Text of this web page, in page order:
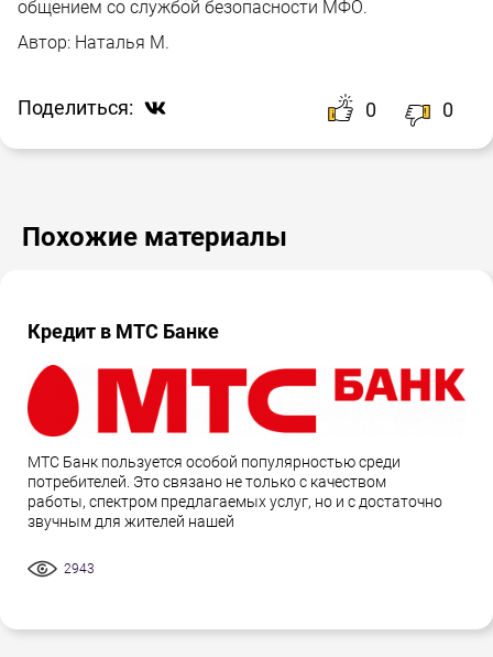
общением со службой безопасности МФО.
Автор: Наталья М.
Поделиться: 0 0
Похожие материалы
Кредит в МТС Банке
МТС Банк пользуется особой популярностью среди
потребителей. Это связано не только с качеством
работы, спектром предлагаемых услуг, но и с достаточно
звучным для жителей нашей
2943